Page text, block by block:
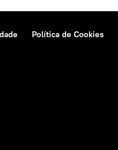
Política de Cookies